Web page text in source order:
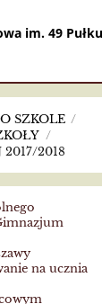
im. 49
O SZKOLE /
/
2018
na ucznia